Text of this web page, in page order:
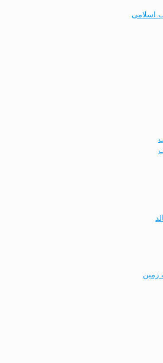
اسلامی
زمین